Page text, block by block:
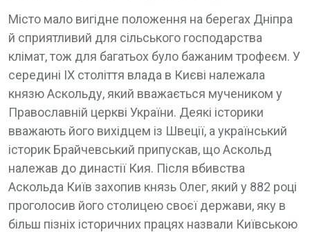
Місто мало вигідне положення на берегах Дніпра
й сприятливий для сільського господарства
клімат, тож для багатьох було бажаним трофеєм. У
середині IX століття влада в Києві належала
князю Аскольду, який вважається мучеником у
Православній церкві України. Деякі історики
вважають його вихідцем із Швеції, а український
історик Брайчевський припускав, що Аскольд
належав до династії Кия. Після вбивства
Аскольда Київ захопив князь Олег, який у 882 році
проголосив його столицею своєї держави, яку в
більш пізніх історичних працях назвали Київською